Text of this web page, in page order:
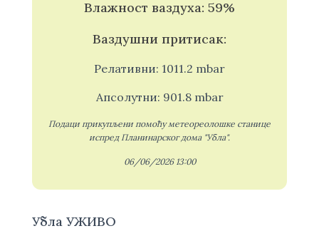
Влажност ваздуха: 59%
Ваздушни притисак:
Релативни: 1011.2 mbar
Апсолутни: 901.8 mbar
Подаци прикупљени помоћу метеореолошке станице
испред Планинарског дома "Убла".
06/06/2026 13:00
Убла УЖИВО